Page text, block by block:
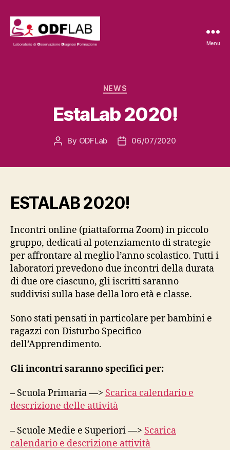
Menu
Categories
NEWS
EstaLab 2020!
Post
By ODFLab
Post06/07/2020
ESTALAB 2020!
Incontri online (piattaforma Zoom) in piccolo
gruppo, dedicati al potenziamento di strategie
per affrontare al meglio l’anno scolastico. Tutti i
laboratori prevedono due incontri della durata
di due ore ciascuno, gli iscritti saranno
suddivisi sulla base della loro età e classe.
Sono stati pensati in particolare per bambini e
ragazzi con Disturbo Specifico
dell’Apprendimento.
Gli incontri saranno specifici per:
– Scuola Primaria —> Scarica calendario e
descrizione delle attività
– Scuole Medie e Superiori —> Scarica
calendario e descrizione attività